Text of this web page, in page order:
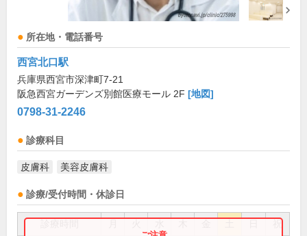
所在地・電話番号
西宮北口駅
兵庫県西宮市深津町7-21
阪急西宮ガーデンズ別館医療モール 2F [地図]
0798-31-2246
診療科目
皮膚科 美容皮膚科
診療/受付時間・休診日
祝